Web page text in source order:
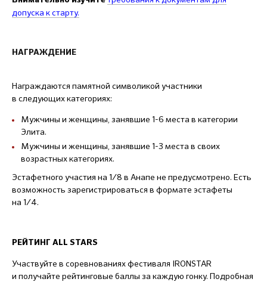
допуска к старту.
НАГРАЖДЕНИЕ
Награждаются памятной символикой участники
в следующих категориях:
Мужчины и женщины, занявшие 1-6 места в категории
Элита.
Мужчины и женщины, занявшие 1-3 места в своих
возрастных категориях.
Эстафетного участия на 1/8 в Анапе не предусмотрено. Есть
возможность зарегистрироваться в формате эстафеты
на 1/4.
РЕЙТИНГ ALL STARS
Участвуйте в соревнованиях фестиваля IRONSTAR
и получайте рейтинговые баллы за каждую гонку. Подробная